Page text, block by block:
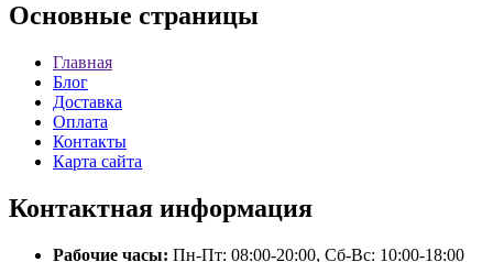
Основные страницы
Главная
Блог
Доставка
Оплата
Контакты
Карта сайта
Контактная информация
Рабочие часы: Пн-Пт: 08:00-20:00, Сб-Вс: 10:00-18:00